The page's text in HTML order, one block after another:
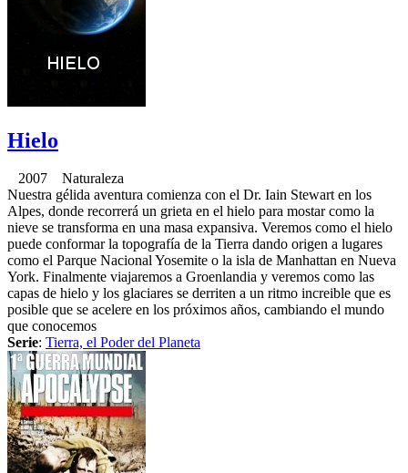
Hielo
2007 Naturaleza
Nuestra gélida aventura comienza con el Dr. Iain Stewart en los
Alpes, donde recorrerá un grieta en el hielo para mostar como la
nieve se transforma en una masa expansiva. Veremos como el hielo
puede conformar la topografía de la Tierra dando origen a lugares
como el Parque Nacional Yosemite o la isla de Manhattan en Nueva
York. Finalmente viajaremos a Groenlandia y veremos como las
capas de hielo y los glaciares se derriten a un ritmo increible que es
posible que se acelere en los próximos años, cambiando el mundo
que conocemos
Serie: Tierra, el Poder del Planeta